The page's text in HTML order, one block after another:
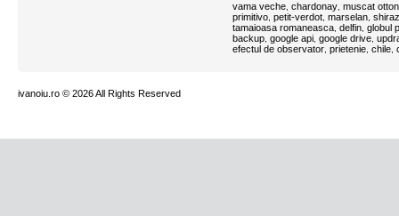
vama veche chardonay muscat
primitivo petit-verdot marselan shiraz
tamaioasa romaneasca delfin globul
backup google api google drive
efectul de observator prietenie chile
ivanoiu.ro © 2026 All Rights Reserved